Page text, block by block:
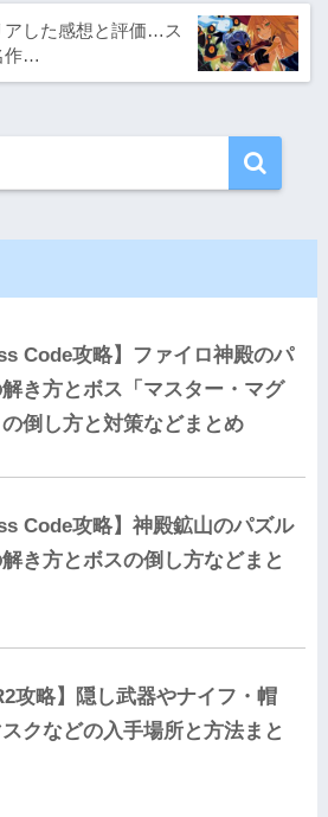
アした感想と評価…ス
作…
Code攻略】ファイロ神殿のパ
き方とボス「マスター・マグ
倒し方と対策などまとめ
Code攻略】神殿鉱山のパズル
き方とボスの倒し方などまと
攻略】隠し武器やナイフ・帽
クなどの入手場所と方法まと